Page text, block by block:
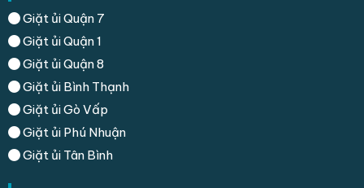
Giặt ủi Quận 7
Giặt ủi Quận 1
Giặt ủi Quận 8
Giặt ủi Bình Thạnh
Giặt ủi Gò Vấp
Giặt ủi Phú Nhuận
Giặt ủi Tân Bình